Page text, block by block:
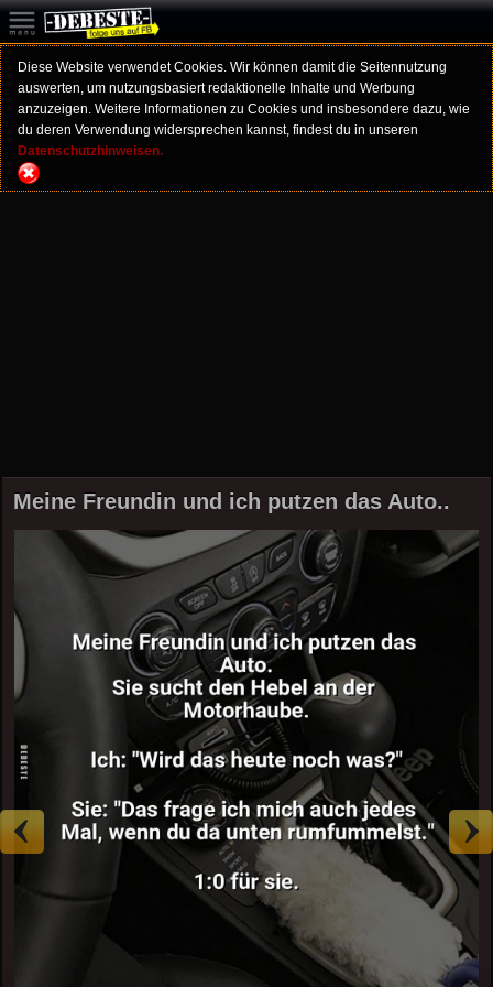
Diese Website verwendet Cookies. Wir können damit die Seitennutzung
auswerten, um nutzungsbasiert redaktionelle Inhalte und Werbung
anzuzeigen. Weitere Informationen zu Cookies und insbesondere dazu, wie
du deren Verwendung widersprechen kannst, findest du in unseren
Datenschutzhinweisen.
Meine Freundin und ich putzen das Auto..